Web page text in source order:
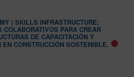
| SKILLS INFRASTRUCTURE:
COLABORATIVOS PARA CREAR
DE CAPACITACIÓN Y
EN CONSTRUCCIÓN SOSTENIBLE.